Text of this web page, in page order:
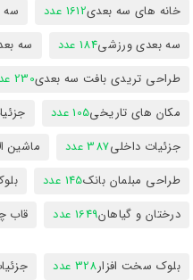
خانه های سه بعدی1612 عدد سه
سه بعدی ورزشی184 عدد سه
طراحی تریدی بافت سه بعدی230 عدد
مکان های تاریخی105 عدد
جزئیات داخلی387 عدد ماشین
طراحی مبلمان بانک145 عدد
درختان و گیاهان1649 عدد قاب
بلوک سخت افزار328 عدد